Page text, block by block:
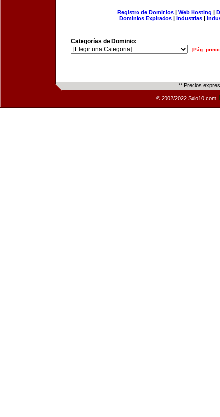
Registro de Dominios| Web Hosting |
Dominios Expirados | Industrias |
Categorías de Dominio:
[Pág.
** Precios
© 2002/2022 Solo10.com